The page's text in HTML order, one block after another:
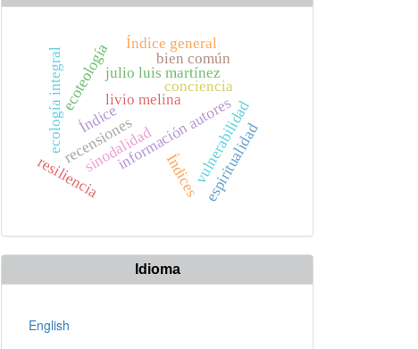
recensionesinformación autores
livio melina
conciencia
julio luis martínez
ecoteología
ecología integral bien común
Índice general
sinodalidad
Índice vulnerabilidad
resiliencia espiritualidad
Índices
Idioma
English